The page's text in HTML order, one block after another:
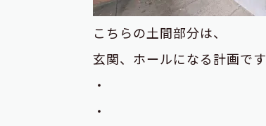
こちらの土間部分は、
玄関、ホールになる計画です
・
・